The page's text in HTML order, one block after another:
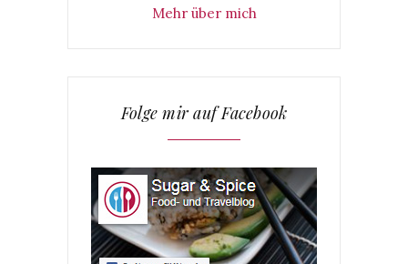
Mehr über mich
Folge mir auf Facebook